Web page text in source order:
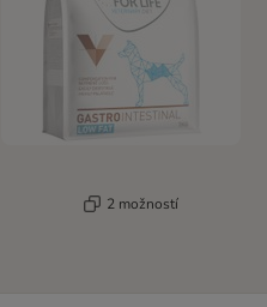
2 možností